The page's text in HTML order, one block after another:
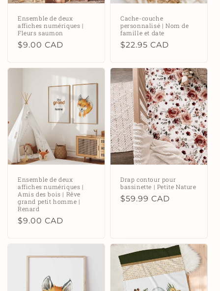
Ensemble de deux
affiches numériques |
Fleurs saumon
Prix
$9.00 CAD
Cache-couche
personnalisé | Nom de
famille et date
Prix
$22.95 CAD
Ensemble de deux
affiches numériques |
Amis des bois | Rêve
grand petit homme |
Renard
Prix
$9.00 CAD
Drap contour pour
bassinette | Petite Nature
Prix
$59.99 CAD